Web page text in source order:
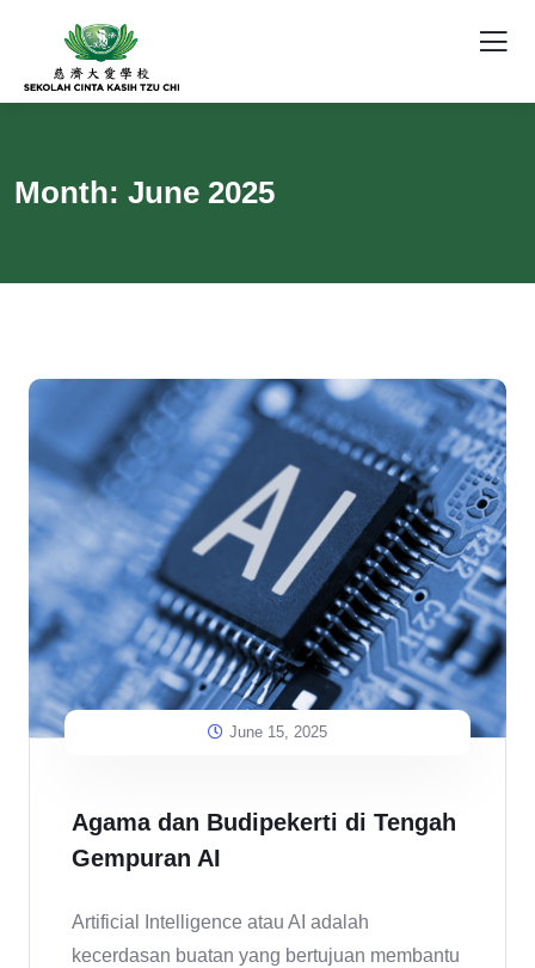
Month: June 2025
June 15, 2025
Agama dan Budipekerti di Tengah
Gempuran AI
Artificial Intelligence atau AI adalah
kecerdasan buatan yang bertujuan membantu